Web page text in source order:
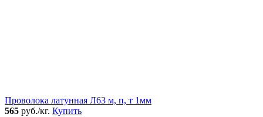
Проволока латунная Л63 м, п, т 1мм
565 руб./кг. Купить